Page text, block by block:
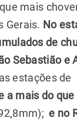
mais
Gerais. No
de
Sebastião e
estações de
a mais do que
e no